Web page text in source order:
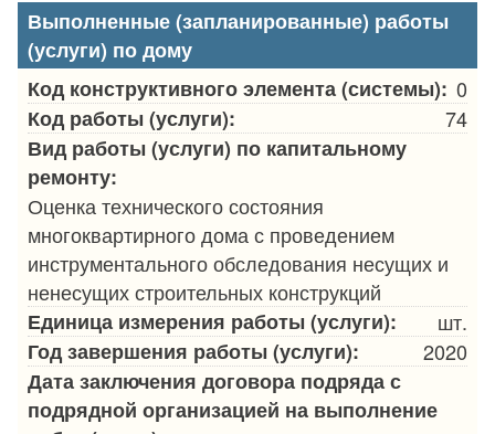
Выполненные (запланированные) работы
(услуги) по дому
Код конструктивного элемента (системы): 0
Код работы (услуги):
74
Вид работы (услуги) по капитальному
ремонту:
Оценка технического состояния
многоквартирного дома с проведением
инструментального обследования несущих и
ненесущих строительных конструкций
Единица измерения работы (услуги):
шт.
Год завершения работы (услуги):
2020
Дата заключения договора подряда с
подрядной организацией на выполнение